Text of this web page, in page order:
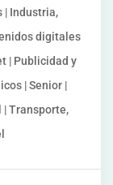
| Industria,
digitales
| Publicidad y
| Senior |
| Transporte,